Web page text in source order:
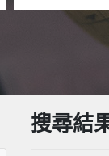
搜尋結